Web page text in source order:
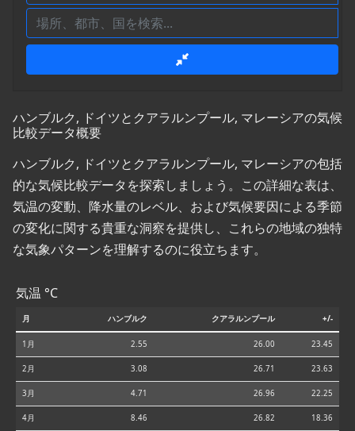
ハンブルク, ドイツとクアラルンプール, マレーシアの気候
比較データ概要
ハンブルク, ドイツとクアラルンプール, マレーシアの包括
的な気候比較データを探索しましょう。この詳細な表は、
気温の変動、降水量のレベル、および気候要因による季節
の変化に関する貴重な洞察を提供し、これらの地域の独特
な気象パターンを理解するのに役立ちます。
気温 °C
月 ハンブルク クアラルンプール +/-
1月 2.55 26.00 23.45
2月 3.08 26.71 23.63
3月 4.71 26.96 22.25
4月 8.46 26.82 18.36